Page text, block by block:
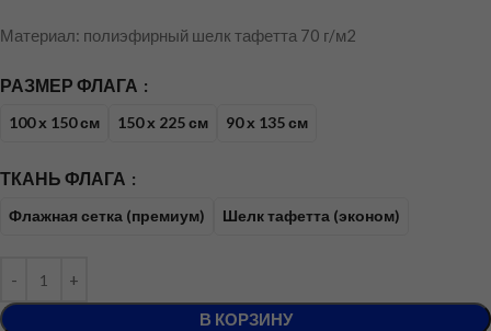
Материал: полиэфирный шелк тафетта 70 г/м2
РАЗМЕР ФЛАГА
100 х 150 см 150 х 225 см 90 х 135 см
ТКАНЬ ФЛАГА
Флажная сетка (премиум) Шелк тафетта (эконом)
В КОРЗИНУ